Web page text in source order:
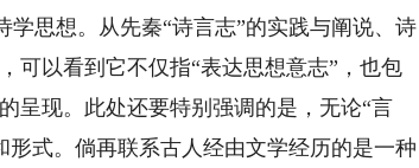
思想。从先秦“诗言志”的实践与阐说、诗
可以看到它不仅指“表达思想意志”，也包
呈现。此处还要特别强调的是，无论“言
式。倘再联系古人经由文学经历的是一种